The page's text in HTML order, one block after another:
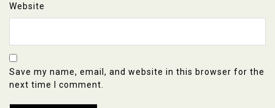
Website
Save my name, email, and website in this browser for the
next time I comment.